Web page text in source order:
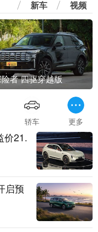
新车 视频
者 四驱穿越版
轿车 更多
价21.
启预